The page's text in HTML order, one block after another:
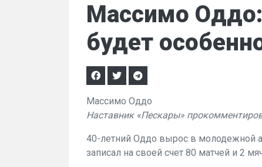
Массимо
будет
Массимо Оддо
Наставник «Пескары»
40-летний Оддо вырос в молодежной
записал на своей счет 80 матчей и 2